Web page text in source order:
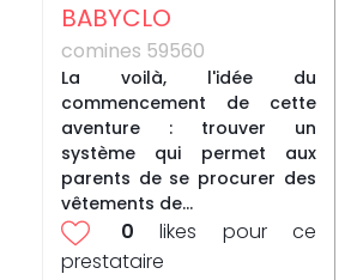
BABYCLO
comines 59560
La voilà, l'idée du
commencement de cette
aventure : trouver un
système qui permet aux
parents de se procurer des
vêtements de...
0 likes pour ce
prestataire